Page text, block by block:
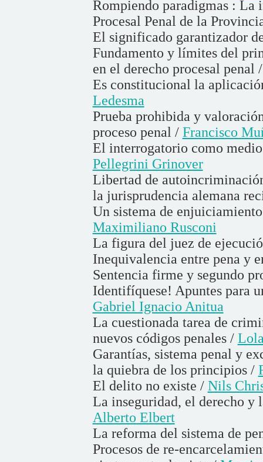
Rompiendo paradigmas : La
Procesal Penal de la
El significado garantizador
Fundamento y límites del
en el derecho procesal penal
Es constitucional la
Ledesma
Prueba prohibida y
proceso penal / Francisco
El interrogatorio como
Pellegrini Grinover
Libertad de
la jurisprudencia alemana
Un sistema de
Maximiliano Rusconi
La figura del juez de
Inequivalencia entre pena y
Sentencia firme y segundo
Identifíquese! Apuntes para
Gabriel Ignacio Anitua
La cuestionada tarea de
nuevos códigos penales /
Garantías, sistema penal y
la quiebra de los principios /
El delito no existe / Nils
La inseguridad, el derecho
Alberto Elbert
La reforma del sistema de
Procesos de re-